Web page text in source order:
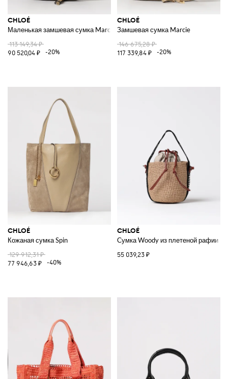
CHLOÉ
Маленькая замшевая сумка Marcie
113 149,34 ₽
90 520,04 ₽
-20%
CHLOÉ
Замшевая сумка Marcie
146 675,28 ₽
117 339,84 ₽
-20%
CHLOÉ
Кожаная сумка Spin
129 912,31 ₽
77 946,63 ₽
-40%
CHLOÉ
Сумка Woody из плетеной рафии и
55 039,23 ₽